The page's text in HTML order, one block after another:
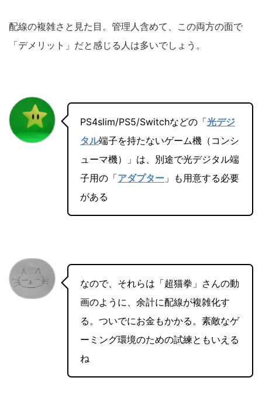
配線の複雑さと見た目。管理人含めて、この両方の面で
「デメリット」だと感じる人は多いでしょう。
PS4slim/PS5/Switchなどの「光デジ
タル端子を持たないゲーム機（コンシ
ューマ機）」は、別途で光デジタル端
子用の「アダプター 」も用意する必要
がある
なので、それらは「超猫拳」さんの動
画のように、余計に配線が複雑化す
る。ついでにお金もかかる。素敵なゲ
ーミング環境のための試練ともいえる
ね